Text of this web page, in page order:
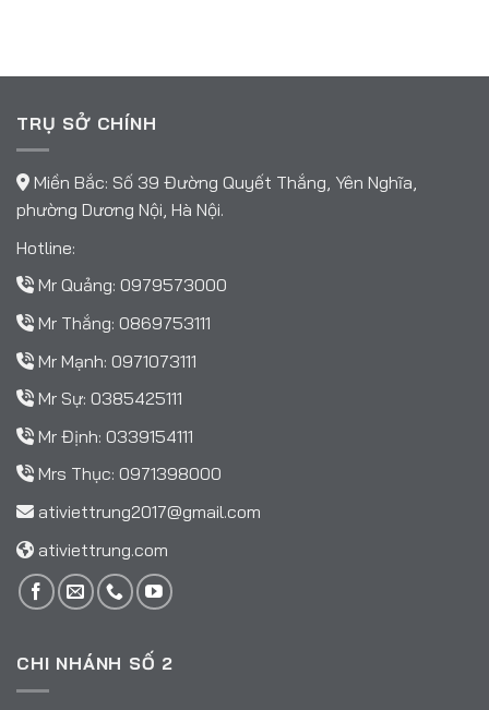
TRỤ SỞ CHÍNH
Miền Bắc: Số 39 Đường Quyết Thắng, Yên Nghĩa,
phường Dương Nội, Hà Nội.
Hotline:
Mr Quảng: 0979573000
Mr Thắng: 0869753111
Mr Mạnh: 0971073111
Mr Sự: 0385425111
Mr Định: 0339154111
Mrs Thục: 0971398000
ativiettrung2017@gmail.com
ativiettrung.com
CHI NHÁNH SỐ 2